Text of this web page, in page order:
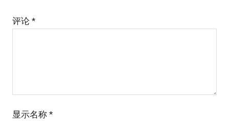
评论 *
显示名称 *